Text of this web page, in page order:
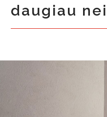
daugiau